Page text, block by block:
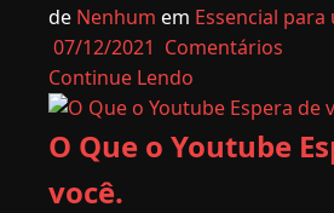
de Nenhum em Essencial para
07/12/2021 Comentários
Continue Lendo
O Que o Youtube
você.